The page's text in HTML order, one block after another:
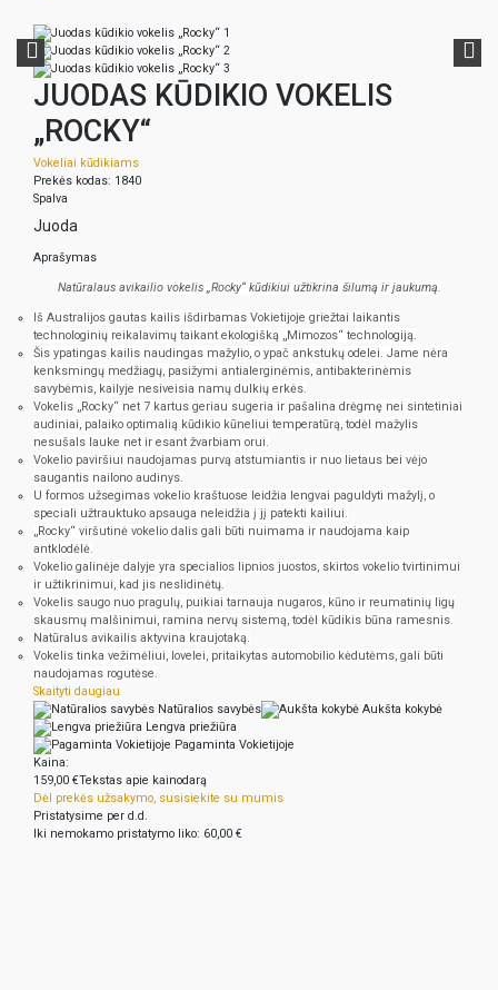
JUODAS KŪDIKIO VOKELIS
„ROCKY“
Vokeliai kūdikiams
Prekės kodas: 1840
Spalva
Juoda
Aprašymas
Natūralaus avikailio vokelis „Rocky“ kūdikiui užtikrina šilumą ir jaukumą.
Iš Australijos gautas kailis išdirbamas Vokietijoje griežtai laikantis
technologinių reikalavimų taikant ekologišką „Mimozos“ technologiją.
Šis ypatingas kailis naudingas mažylio, o ypač ankstukų odelei. Jame nėra
kenksmingų medžiagų, pasižymi antialerginėmis, antibakterinėmis
savybėmis, kailyje nesiveisia namų dulkių erkės.
Vokelis „Rocky“ net 7 kartus geriau sugeria ir pašalina drėgmę nei sintetiniai
audiniai, palaiko optimalią kūdikio kūneliui temperatūrą, todėl mažylis
nesušals lauke net ir esant žvarbiam orui.
Vokelio paviršiui naudojamas purvą atstumiantis ir nuo lietaus bei vėjo
saugantis nailono audinys.
U formos užsegimas vokelio kraštuose leidžia lengvai paguldyti mažylį, o
speciali užtrauktuko apsauga neleidžia į jį patekti kailiui.
„Rocky“ viršutinė vokelio dalis gali būti nuimama ir naudojama kaip
antklodėlė.
Vokelio galinėje dalyje yra specialios lipnios juostos, skirtos vokelio tvirtinimui
ir užtikrinimui, kad jis neslidinėtų.
Vokelis saugo nuo pragulų, puikiai tarnauja nugaros, kūno ir reumatinių ligų
skausmų malšinimui, ramina nervų sistemą, todėl kūdikis būna ramesnis.
Natūralus avikailis aktyvina kraujotaką.
Vokelis tinka vežimėliui, lovelei, pritaikytas automobilio kėdutėms, gali būti
naudojamas rogutėse.
Skaityti daugiau
Natūralios savybės
Aukšta kokybė
Lengva priežiūra
Pagaminta Vokietijoje
Kaina:
159,00 €Tekstas apie kainodarą
Dėl prekės užsakymo, susisiekite su mumis
Pristatysime per d.d.
Iki nemokamo pristatymo liko: 60,00 €